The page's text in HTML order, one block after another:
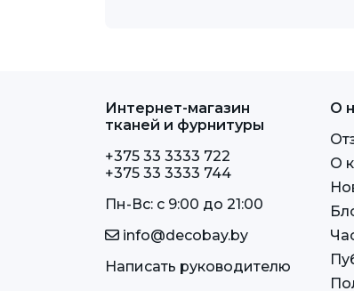
Интернет-магазин
тканей и фурнитуры
+375 33 3333 722
+375 33 3333 744
Пн-Вс: c 9:00 до 21:00
info@decobay.by
Написать руководителю
О
О